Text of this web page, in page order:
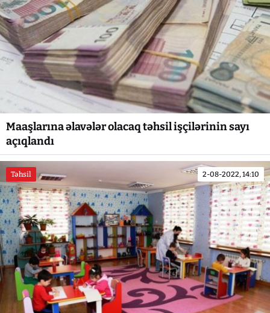
Maaşlarına əlavələr olacaq təhsil işçilərinin sayı
açıqlandı
Təhsil 2-08-2022, 14:10